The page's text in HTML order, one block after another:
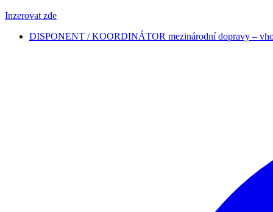
Inzerovat zde
DISPONENT / KOORDINÁTOR mezinárodní dopravy –